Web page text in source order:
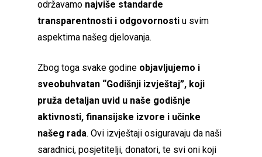
održavamo najviše standarde
transparentnosti i odgovornosti u svim
aspektima našeg djelovanja.
Zbog toga svake godine objavljujemo i
sveobuhvatan “Godišnji izvještaj”, koji
pruža detaljan uvid u naše godišnje
aktivnosti, finansijske izvore i učinke
našeg rada. Ovi izvještaji osiguravaju da naši
saradnici, posjetitelji, donatori, te svi oni koji